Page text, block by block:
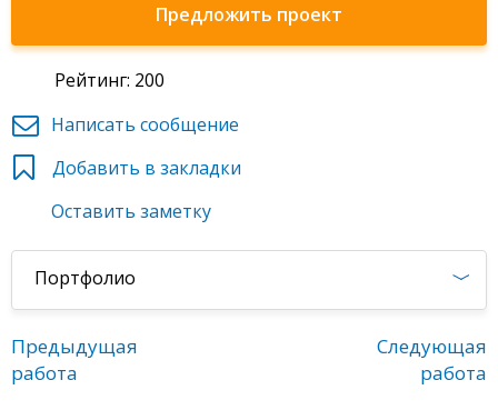
Предложить проект
Рейтинг: 200
Написать сообщение
Добавить в закладки
Оставить заметку
Портфолио
Предыдущая
работа
Следующая
работа